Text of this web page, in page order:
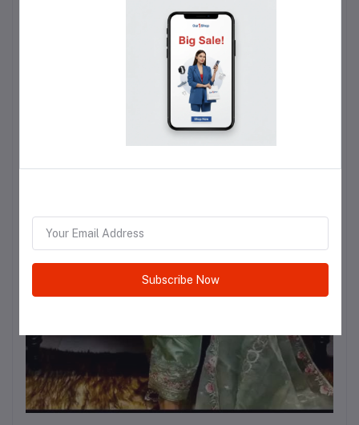
Subscribe Now